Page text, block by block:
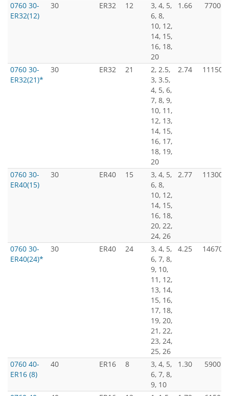
0760 30-
ER32(12)
30 ER32 12
3, 4, 5,
6, 8,
10, 12,
14, 15,
16, 18,
20
1.66 7700
0760 30-
ER32(21)*
30 ER32 21
2, 2.5,
3, 3.5,
4, 5, 6,
7, 8, 9,
10, 11,
12, 13,
14, 15,
16, 17,
18, 19,
20
2.74 11150
0760 30-
ER40(15)
30 ER40 15
3, 4, 5,
6, 8,
10, 12,
14, 15,
16, 18,
20, 22,
24, 26
2.77 11300
0760 30-
ER40(24)*
30 ER40 24
3, 4, 5,
6, 7, 8,
9, 10,
11, 12,
13, 14,
15, 16,
17, 18,
19, 20,
21, 22,
23, 24,
25, 26
4.25 14670
0760 40-
ER16 (8)
40 ER16 8
3, 4, 5,
6, 7, 8,
9, 10
1.30 5900